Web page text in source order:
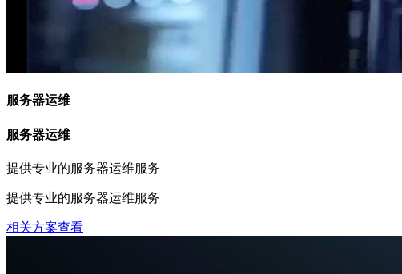
服务器运维
服务器运维
提供专业的服务器运维服务
提供专业的服务器运维服务
相关方案查看